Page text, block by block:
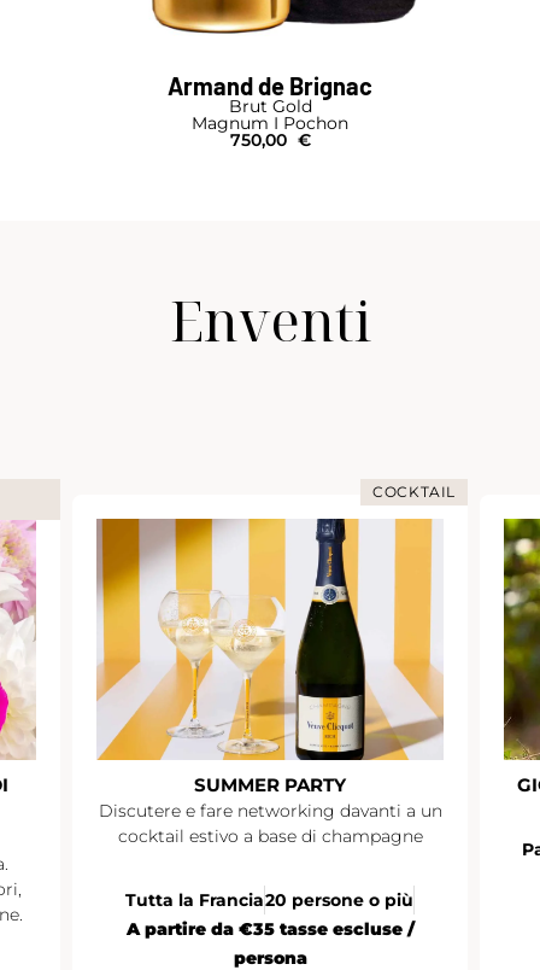
Armand de Brignac
Brut Gold
Magnum I Pochon
750,00 €
Enventi
COCKTAIL
SUMMER PARTY
Discutere e fare networking davanti a un
cocktail estivo a base di champagne
Tutta la Francia20 persone o più
A partire da €35 tasse escluse /
persona